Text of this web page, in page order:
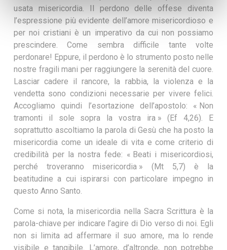
usata misericordia. Il perdono delle offese diventa
l’espressione più evidente dell’amore misericordioso e
per noi cristiani è un imperativo da cui non possiamo
prescindere. Come sembra difficile tante volte
perdonare! Eppure, il perdono è lo strumento posto nelle
nostre fragili mani per raggiungere la serenità del cuore.
Lasciar cadere il rancore, la rabbia, la violenza e la
vendetta sono condizioni necessarie per vivere felici.
Accogliamo quindi l’esortazione dell’apostolo: « Non
tramonti il sole sopra la vostra ira » (Ef 4,26). E
soprattutto ascoltiamo la parola di Gesù che ha posto la
misericordia come un ideale di vita e come criterio di
credibilità per la nostra fede: « Beati i misericordiosi,
perché troveranno misericordia » (Mt 5,7) è la
beatitudine a cui ispirarsi con particolare impegno in
questo Anno Santo.
Come si nota, la misericordia nella Sacra Scrittura è la
parola-chiave per indicare l’agire di Dio verso di noi. Egli
non si limita ad affermare il suo amore, ma lo rende
visibile e tangibile. L’amore, d’altronde, non potrebbe